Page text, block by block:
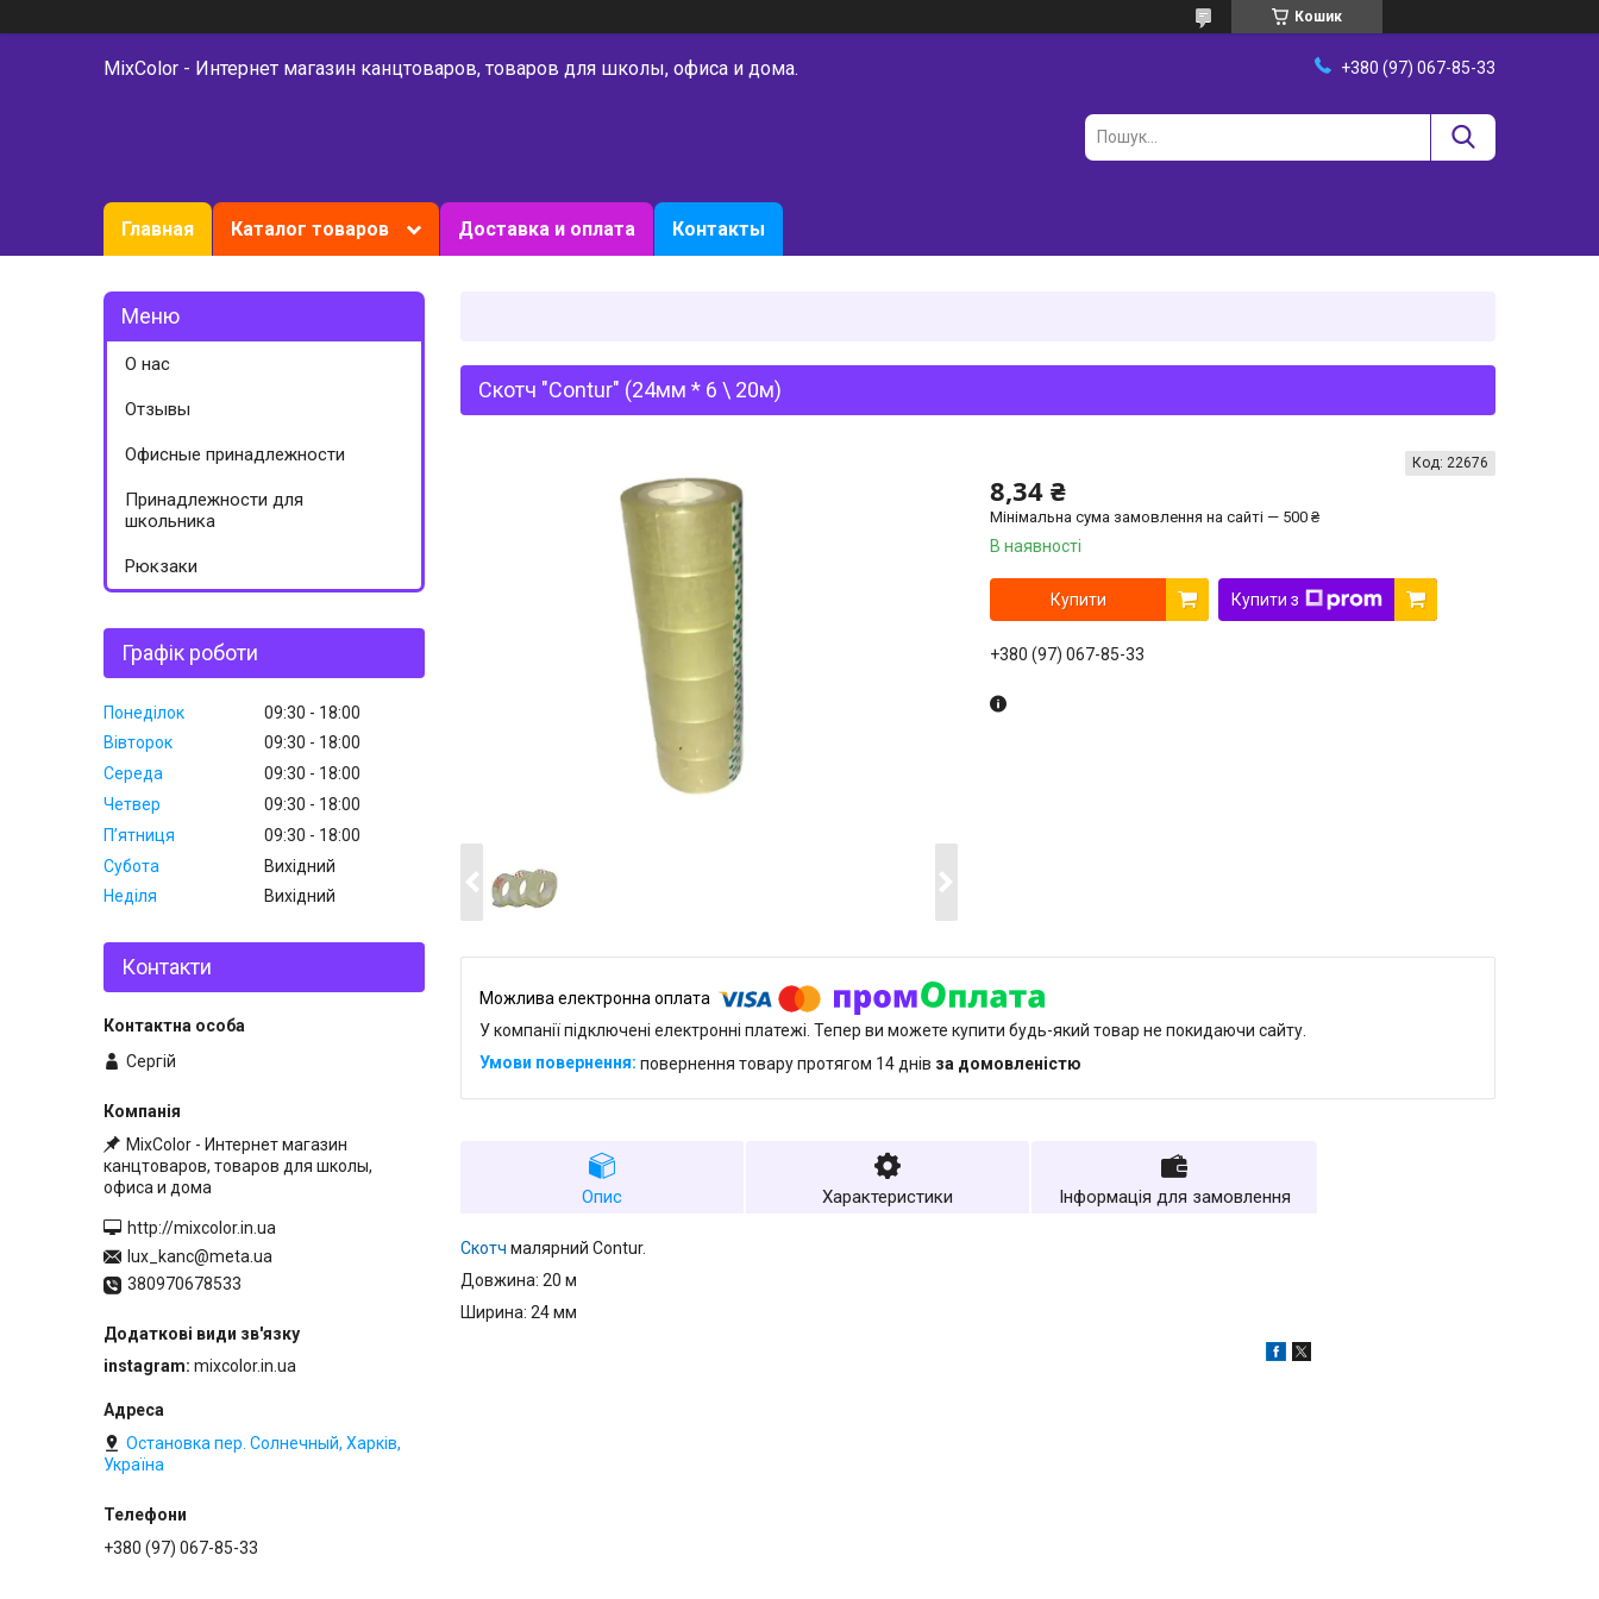
Кошик
MixColor - Интернет магазин канцтоваров, товаров для школы, офиса и дома. +380 (97) 067-85-33
Главная Каталог товаров Доставка и оплата Контакты
Скотч "Contur" (24мм * 6 \ 20м)
8,34 ₴
Мінімальна сума замовлення на сайті — 500 ₴
В наявності
Код: 22676
Купити Купити з
+380 (97) 067-85-33
У компанії підключені електронні платежі. Тепер ви можете купити будь-який товар не покидаючи сайту.
повернення товару протягом 14 днів за домовленістю
Опис Характеристики Інформація для замовлення
Скотч малярний Contur.
Довжина: 20 м
Ширина: 24 мм
О нас
Отзывы
Офисные принадлежности
Принадлежности для
школьника
Рюкзаки
Графік роботи
Понеділок 09:30
18:00
Вівторок
09:30
18:00
Середа
09:30
18:00
Четвер
09:30
18:00
Пʼятниця
09:30
18:00
Субота
Вихідний
Неділя
Вихідний
Контакти
Сергій
MixColor - Интернет магазин
канцтоваров, товаров для школы,
офиса и дома
http://mixcolor.in.ua
lux_kanc@meta.ua
380970678533
instagram mixcolor.in.ua
Остановка пер. Солнечный, Харків,
Україна
+380 (97) 067-85-33